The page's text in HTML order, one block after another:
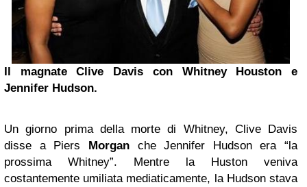
Il magnate Clive Davis con Whitney Houston e
Jennifer Hudson.
Un giorno prima della morte di Whitney, Clive Davis
disse a Piers Morganche Jennifer Hudson era “la
prossima Whitney”. Mentre la Huston veniva
costantemente umiliata mediaticamente, la Hudson stava